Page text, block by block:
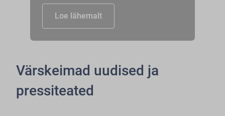
Loe lähemalt
Värskeimad uudised ja
pressiteated